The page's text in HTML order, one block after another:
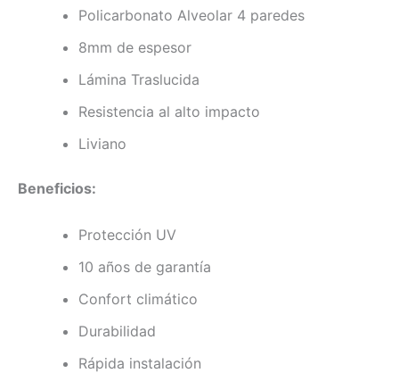
Policarbonato Alveolar 4 paredes
8mm de espesor
Lámina Traslucida
Resistencia al alto impacto
Liviano
Beneficios:
Protección UV
10 años de garantía
Confort climático
Durabilidad
Rápida instalación